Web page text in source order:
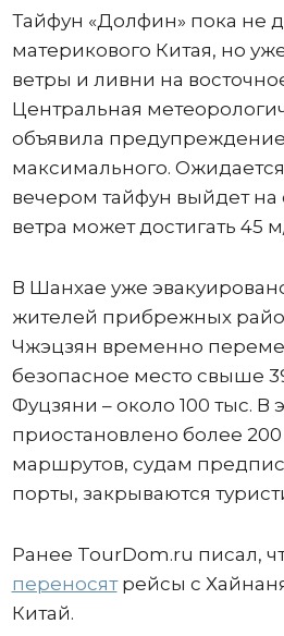
Тайфун «Долфин» пока не
материкового Китая, но
ветры и ливни на
Центральная
объявила
максимального.
вечером тайфун выйдет на
ветра может достигать 45
В Шанхае уже
жителей прибрежных
Чжэцзян временно
безопасное место свыше
Фуцзяни – около 100 тыс. В
приостановлено более
маршрутов, судам
порты, закрываются
Ранее TourDom.ru писал,
переносятрейсы с
Китай.